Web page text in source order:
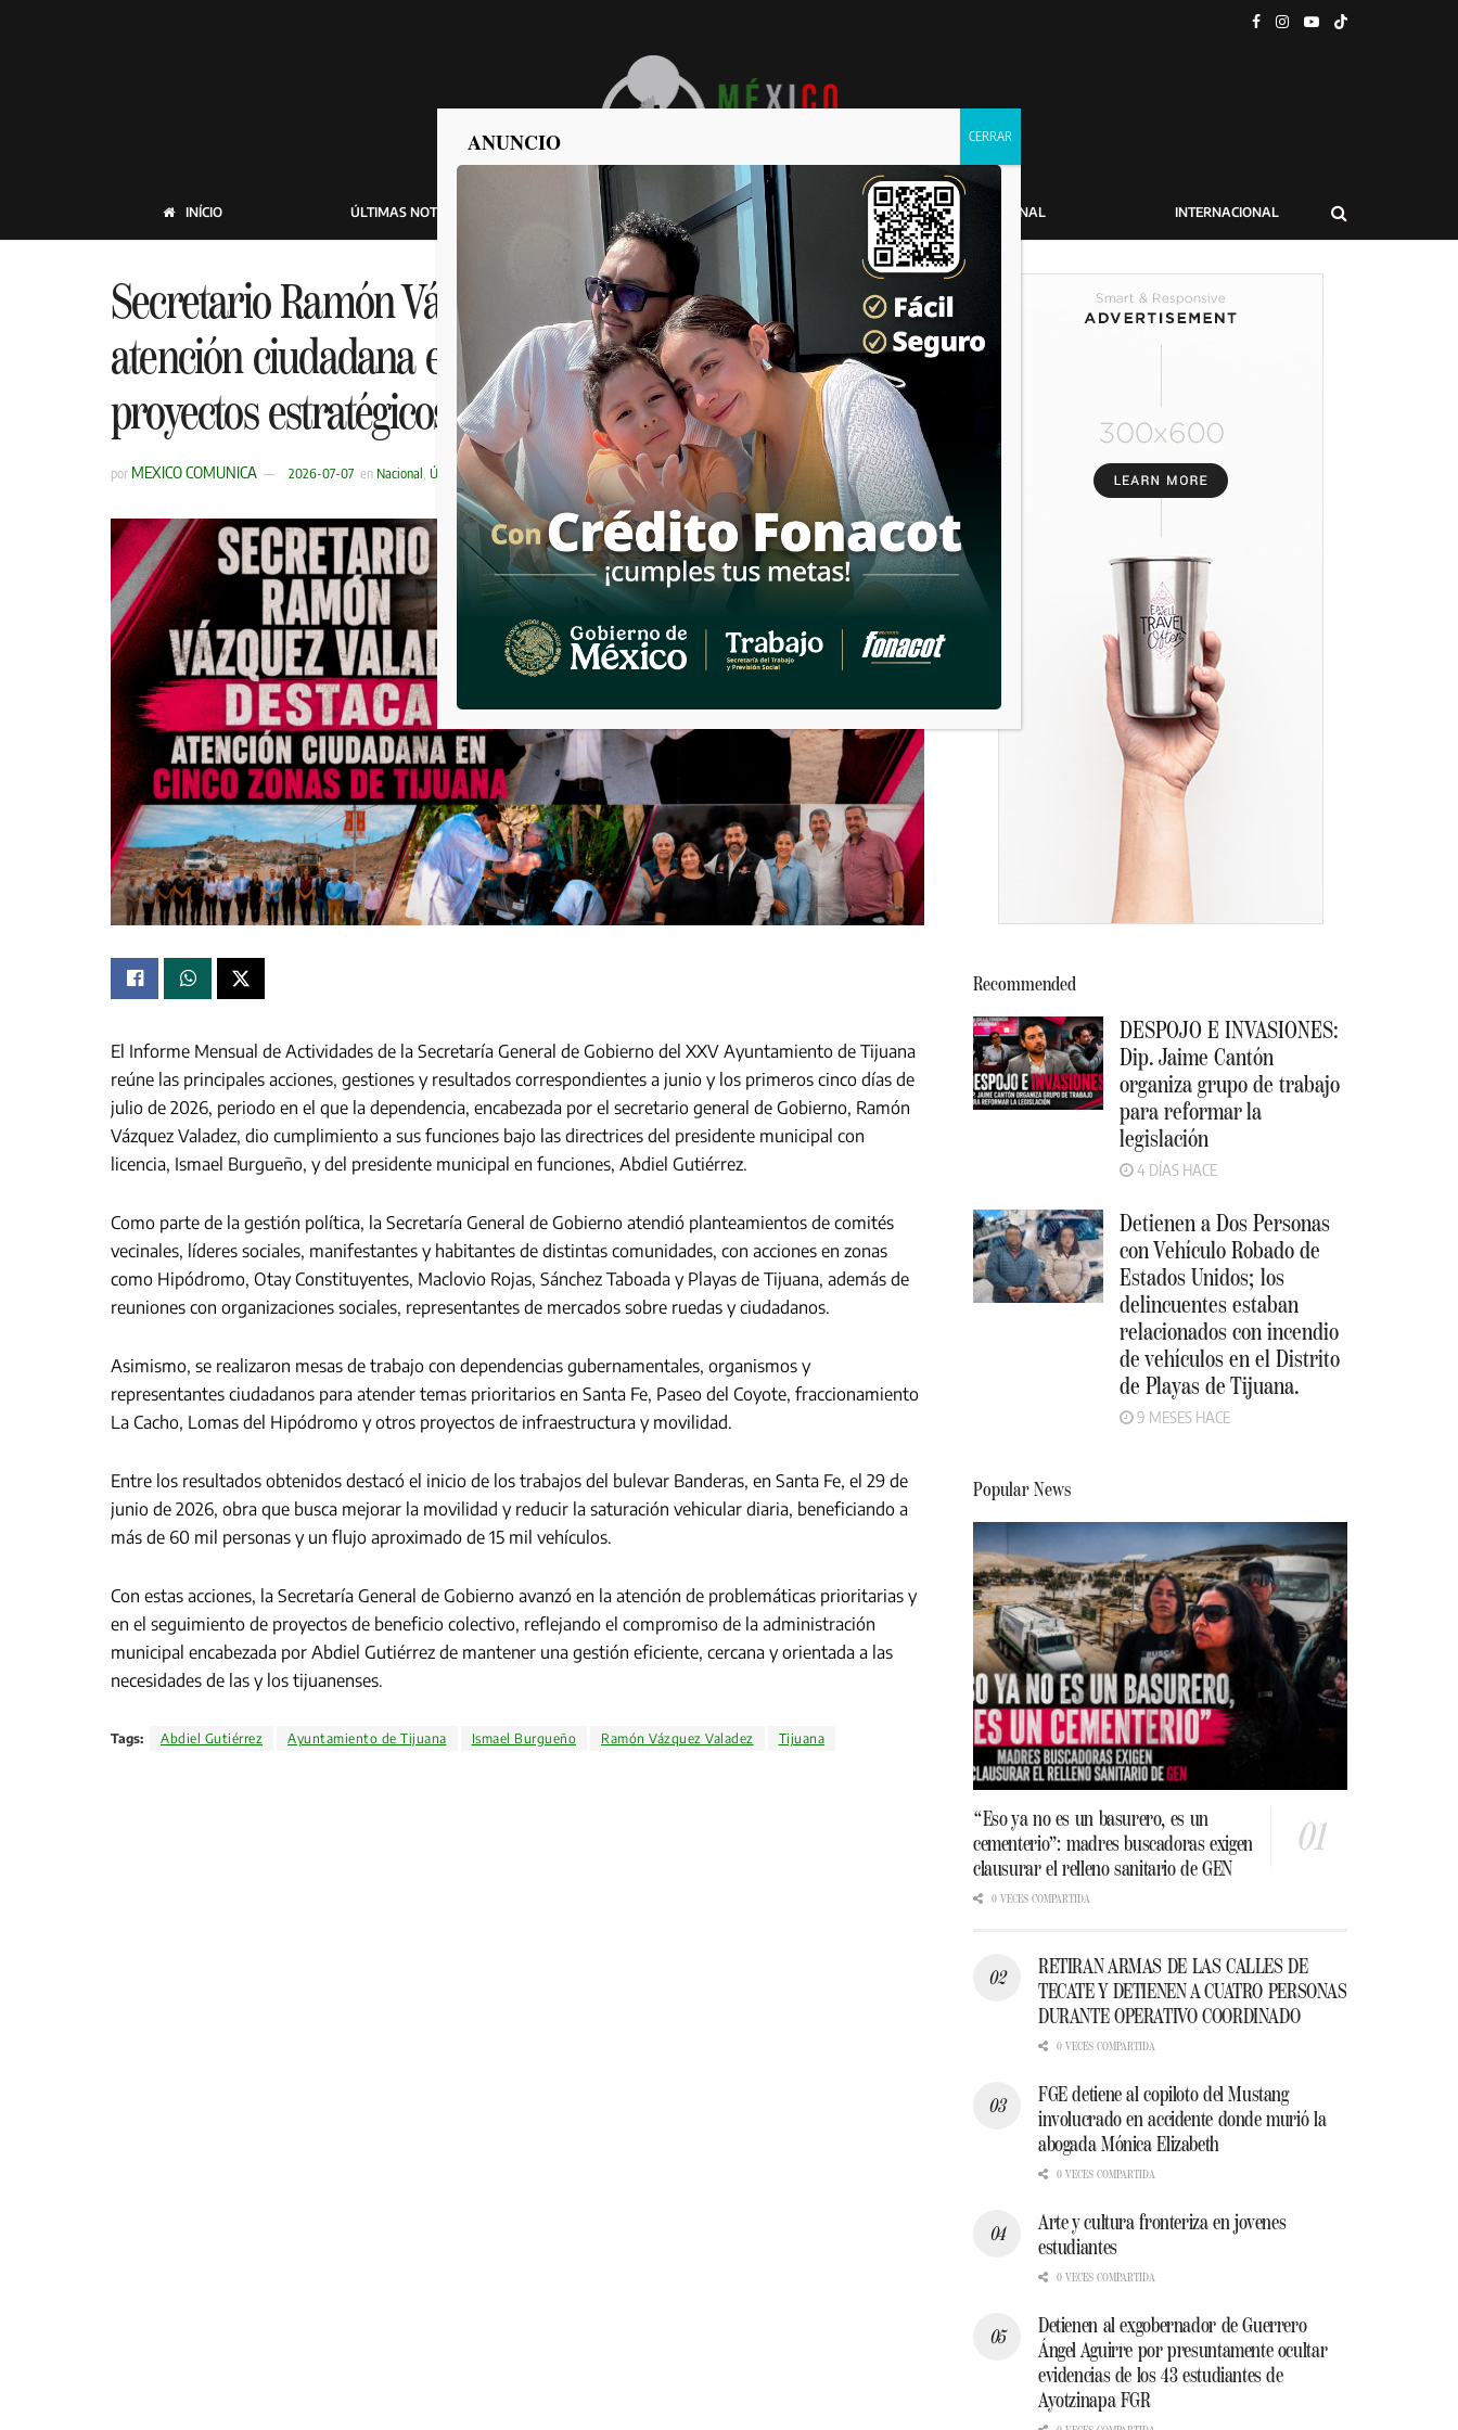
INÍCIO ÚLTIMAS NOTICIAS POLÍTICA POLICIACA NACIONAL INTERNACIONAL
Secretario Ramón Vázquez Valadez destaca
atención ciudadana en cinco zonas y avances en
proyectos estratégicos
por MEXICO COMUNICA 2026-07-07 en Nacional Últimas Noticias
El Informe Mensual de Actividades de la Secretaría General de Gobierno del XXV Ayuntamiento de Tijuana
reúne las principales acciones, gestiones y resultados correspondientes a junio y los primeros cinco días de
julio de 2026, periodo en el que la dependencia, encabezada por el secretario general de Gobierno, Ramón
Vázquez Valadez, dio cumplimiento a sus funciones bajo las directrices del presidente municipal con
licencia, Ismael Burgueño, y del presidente municipal en funciones, Abdiel Gutiérrez.
Como parte de la gestión política, la Secretaría General de Gobierno atendió planteamientos de comités
vecinales, líderes sociales, manifestantes y habitantes de distintas comunidades, con acciones en zonas
como Hipódromo, Otay Constituyentes, Maclovio Rojas, Sánchez Taboada y Playas de Tijuana, además de
reuniones con organizaciones sociales, representantes de mercados sobre ruedas y ciudadanos.
Asimismo, se realizaron mesas de trabajo con dependencias gubernamentales, organismos y
representantes ciudadanos para atender temas prioritarios en Santa Fe, Paseo del Coyote, fraccionamiento
La Cacho, Lomas del Hipódromo y otros proyectos de infraestructura y movilidad.
Entre los resultados obtenidos destacó el inicio de los trabajos del bulevar Banderas, en Santa Fe, el 29 de
junio de 2026, obra que busca mejorar la movilidad y reducir la saturación vehicular diaria, beneficiando a
más de 60 mil personas y un flujo aproximado de 15 mil vehículos.
Con estas acciones, la Secretaría General de Gobierno avanzó en la atención de problemáticas prioritarias y
en el seguimiento de proyectos de beneficio colectivo, reflejando el compromiso de la administración
municipal encabezada por Abdiel Gutiérrez de mantener una gestión eficiente, cercana y orientada a las
necesidades de las y los tijuanenses.
Tags: Abdiel Gutiérrez Ayuntamiento de Tijuana Ismael Burgueño Ramón Vázquez Valadez Tijuana
Recommended
DESPOJO E INVASIONES:
Dip. Jaime Cantón
organiza grupo de trabajo
para reformar la
legislación
4 DÍAS HACE
Detienen a Dos Personas
con Vehículo Robado de
Estados Unidos; los
delincuentes estaban
relacionados con incendio
de vehículos en el Distrito
de Playas de Tijuana.
9 MESES HACE
Popular News
“Eso ya no es un basurero, es un
cementerio”: madres buscadoras exigen
clausurar el relleno sanitario de GEN
0 VECES COMPARTIDA
RETIRAN ARMAS DE LAS CALLES DE
TECATE Y DETIENEN A CUATRO PERSONAS
DURANTE OPERATIVO COORDINADO
0 VECES COMPARTIDA
FGE detiene al copiloto del Mustang
involucrado en accidente donde murió la
abogada Mónica Elizabeth
0 VECES COMPARTIDA
Arte y cultura fronteriza en jovenes
estudiantes
0 VECES COMPARTIDA
Detienen al exgobernador de Guerrero
Ángel Aguirre por presuntamente ocultar
evidencias de los 43 estudiantes de
Ayotzinapa FGR
ANUNCIO